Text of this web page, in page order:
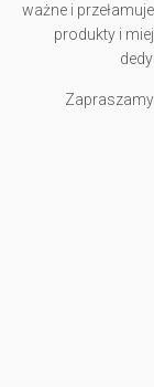
ważne i
produkty i